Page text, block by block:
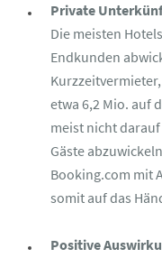
Private
Die meisten
Endkunden
etwa 6,2 Mio. auf
meist nicht
Gäste
Booking.com mit
somit auf das
Positive